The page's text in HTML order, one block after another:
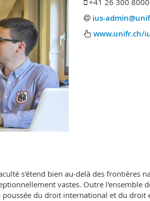
ius-
www.unifr.ch/
s'étend bien au-delà des frontières
vastes. Outre l'ensemble
du droit international et du droit